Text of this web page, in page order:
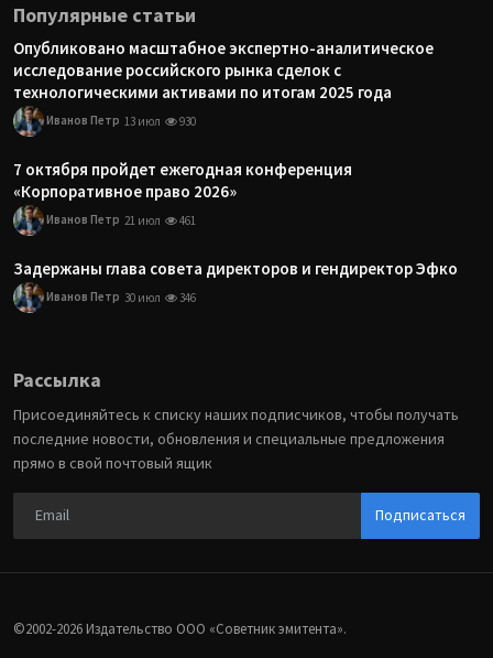
Популярные статьи
Опубликовано масштабное экспертно-аналитическое
исследование российского рынка сделок с
технологическими активами по итогам 2025 года
Иванов Петр 13 июл 930
7 октября пройдет ежегодная конференция
«Корпоративное право 2026»
Иванов Петр 21 июл 461
Задержаны глава совета директоров и гендиректор Эфко
Иванов Петр 30 июл 346
Рассылка
Присоединяйтесь к списку наших подписчиков, чтобы получать
последние новости, обновления и специальные предложения
прямо в свой почтовый ящик
Подписаться
©2002-2026 Издательство ООО «‎Советник эмитента».